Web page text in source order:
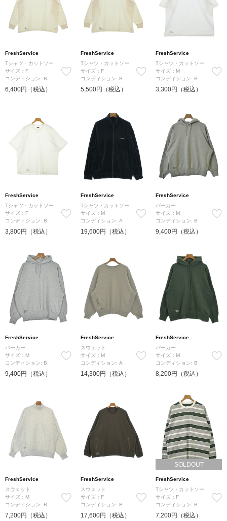
FreshService
Tシャツ・カットソー
サイズ：F
コンディション: B
6,400円（税込）
FreshService
Tシャツ・カットソー
サイズ：F
コンディション: B
5,500円（税込）
FreshService
Tシャツ・カットソー
サイズ：M
コンディション: B
3,300円（税込）
FreshService
Tシャツ・カットソー
サイズ：F
コンディション: B
3,800円（税込）
FreshService
Tシャツ・カットソー
サイズ：M
コンディション: A
19,600円（税込）
FreshService
パーカー
サイズ：M
コンディション: B
9,400円（税込）
FreshService
パーカー
サイズ：M
コンディション: B
9,400円（税込）
FreshService
スウェット
サイズ：M
コンディション: A
14,300円（税込）
FreshService
パーカー
サイズ：M
コンディション: B
8,200円（税込）
FreshService
スウェット
サイズ：M
コンディション: B
7,200円（税込）
FreshService
スウェット
サイズ：F
コンディション: B
17,600円（税込）
SOLDOUT
FreshService
Tシャツ・カットソー
サイズ：F
コンディション: B
7,200円（税込）